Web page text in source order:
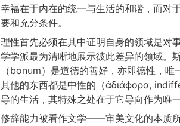
幸福在于内在的统一与生活的和谐，而对
要和充分条件。
理性首先必须在其中证明自身的领域是对
学学派最为清晰地展示彼此差异的领域。
（bonum）是道德的善好，亦即德性，
其他的东西都是中性的（ἀδιάϕορα,
导的生活，其特殊之处在于它导向作为唯
修辞能力被看作文学——审美文化的本